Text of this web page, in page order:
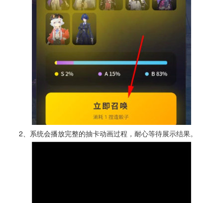
2、系统会播放完整的抽卡动画过程，耐心等待展示结果。